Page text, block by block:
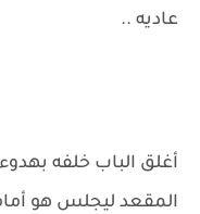
عاديه ..
أغلق الباب خلفه
المقعد ليجلس هو